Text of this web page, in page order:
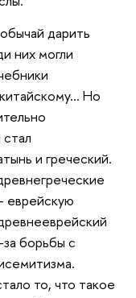
дарить
них могли
Но
и греческий.
еврейскую
борьбы с
то, что такое